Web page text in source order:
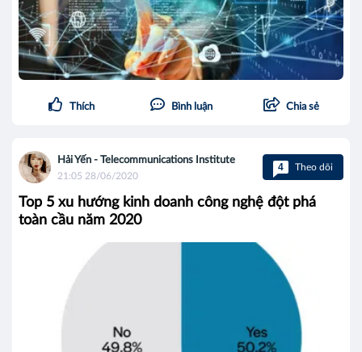
Thích Bình luận Chia sẻ
Hải Yến - Telecommunications Institute
21:05 28/06/2020
4 Theo dõi
Top 5 xu hướng kinh doanh công nghệ đột phá
toàn cầu năm 2020